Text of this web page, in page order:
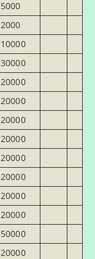
5000
2000
10000
30000
20000
20000
20000
20000
20000
20000
20000
20000
50000
20000